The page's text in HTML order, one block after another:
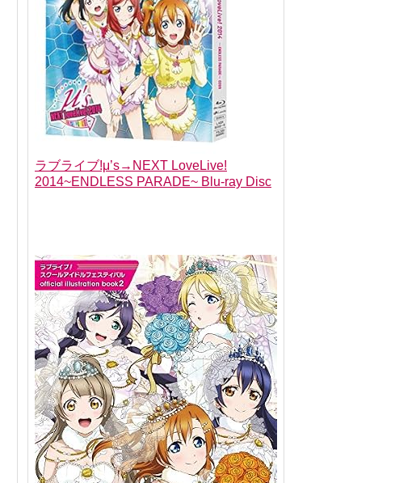
ラブライブ!μ’s→NEXT LoveLive!
2014~ENDLESS PARADE~ Blu-ray Disc